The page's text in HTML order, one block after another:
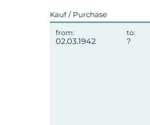
Kauf / Purchase
02.03.1942